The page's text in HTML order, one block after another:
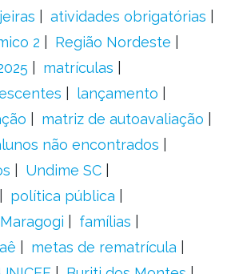
atividades obrigatórias
2
Região Nordeste
matrículas
lançamento
matriz de autoavaliação
não encontrados
Undime SC
política pública
Maragogi
famílias
metas de rematrícula